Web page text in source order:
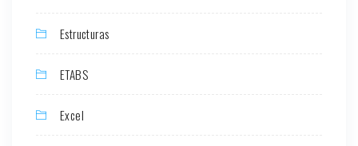
Estructuras
ETABS
Excel